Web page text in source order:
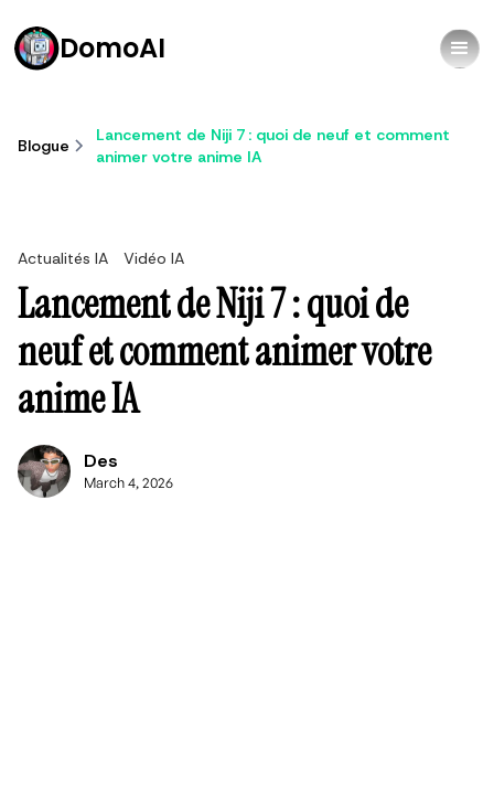
DomoAI
Blogue
Lancement de Niji 7 : quoi de neuf et comment
animer votre anime IA
Actualités IA Vidéo IA
Lancement de Niji 7 : quoi de
neuf et comment animer votre
anime IA
Des
March 4, 2026